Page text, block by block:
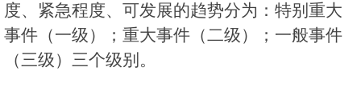
度、紧急程度、可发展的趋势分为：特别重大
事件（一级）；重大事件（二级）；一般事件
（三级）三个级别。